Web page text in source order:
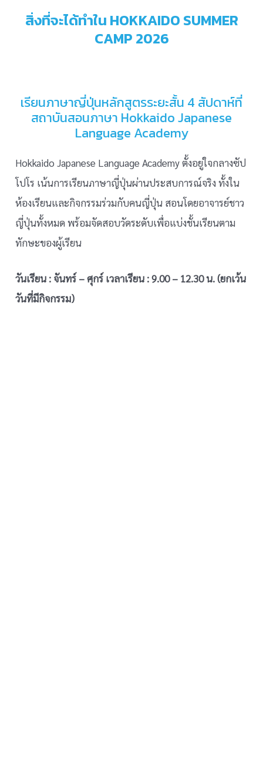
สิ่งที่จะได้ทำใน HOKKAIDO SUMMER
CAMP 2026
เรียนภาษาญี่ปุ่นหลักสูตรระยะสั้น 4 สัปดาห์ที่
สถาบันสอนภาษา Hokkaido Japanese
Language Academy
Hokkaido Japanese Language Academy ตั้งอยู่ใจกลางซัป
โปโร เน้นการเรียนภาษาญี่ปุ่นผ่านประสบการณ์จริง ทั้งใน
ห้องเรียนและกิจกรรมร่วมกับคนญี่ปุ่น สอนโดยอาจารย์ชาว
ญี่ปุ่นทั้งหมด พร้อมจัดสอบวัดระดับเพื่อแบ่งชั้นเรียนตาม
ทักษะของผู้เรียน
วันเรียน : จันทร์ – ศุกร์ เวลาเรียน : 9.00 – 12.30 น. (ยกเว้น
วันที่มีกิจกรรม)